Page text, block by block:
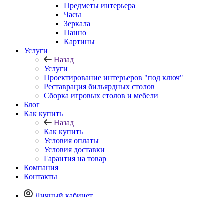
Предметы интерьера
Часы
Зеркала
Панно
Картины
Услуги
Назад
Услуги
Проектирование интерьеров "под ключ"
Реставрация бильярдных столов
Сборка игровых столов и мебели
Блог
Как купить
Назад
Как купить
Условия оплаты
Условия доставки
Гарантия на товар
Компания
Контакты
Личный кабинет